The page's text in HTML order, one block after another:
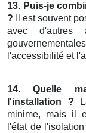
13. Puis-je
? Il est souvent
avec d'autres
l'accessibilité et
14. Quelle
l'installation ?
minime, mais il
l'état de